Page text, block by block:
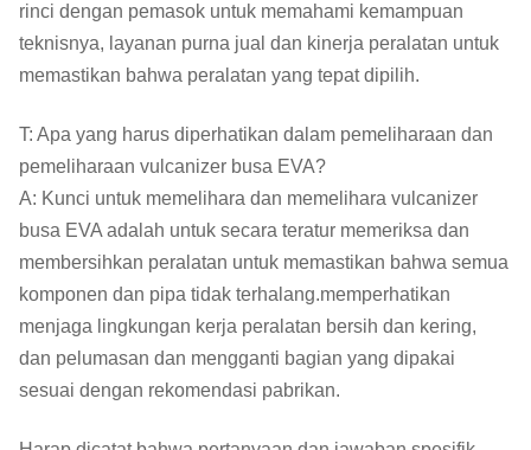
rinci dengan pemasok untuk memahami kemampuan
teknisnya, layanan purna jual dan kinerja peralatan untuk
memastikan bahwa peralatan yang tepat dipilih.
T: Apa yang harus diperhatikan dalam pemeliharaan dan
pemeliharaan vulcanizer busa EVA?
A: Kunci untuk memelihara dan memelihara vulcanizer
busa EVA adalah untuk secara teratur memeriksa dan
membersihkan peralatan untuk memastikan bahwa semua
komponen dan pipa tidak terhalang.memperhatikan
menjaga lingkungan kerja peralatan bersih dan kering,
dan pelumasan dan mengganti bagian yang dipakai
sesuai dengan rekomendasi pabrikan.